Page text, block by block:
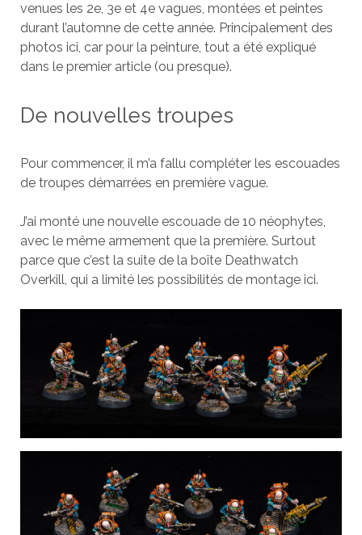
venues les 2e, 3e et 4e vagues, montées et peintes
durant l’automne de cette année. Principalement des
photos ici, car pour la peinture, tout a été expliqué
dans le premier article (ou presque).
De nouvelles troupes
Pour commencer, il m’a fallu compléter les escouades
de troupes démarrées en première vague.
J’ai monté une nouvelle escouade de 10 néophytes,
avec le même armement que la première. Surtout
parce que c’est la suite de la boîte Deathwatch
Overkill, qui a limité les possibilités de montage ici.